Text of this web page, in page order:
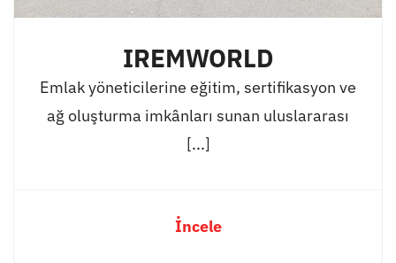
IREMWORLD
Emlak yöneticilerine eğitim, sertifikasyon ve
ağ oluşturma imkânları sunan uluslararası
[...]
İncele